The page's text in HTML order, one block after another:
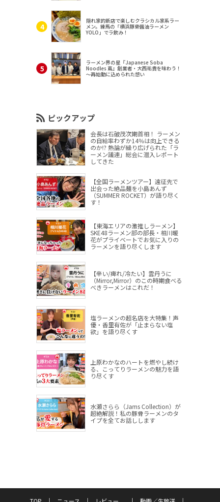
隠れ家的新店で楽しむクラシカル家系ラー
メン。練馬の「横浜豚骨醤油ラーメン
YOLO」でラ飲み！
ラーメン界の星『Japanese Soba
Noodles 蔦』創業者・大西祐貴を味わう！
～再始動に込められた想い
ピックアップ
会長は石破茂次期首相！ ラーメン
の自給率わずか14％は向上できる
のか!? 熱論が繰り広げられた「ラ
ーメン議連」総会に潜入レポート
してきた
【全国ラーメンツアー】遠征先で
出会った絶品麺を小島あんず
（SUMMER ROCKET）が語り尽く
す！
【東海エリアの激推しラーメン】
SKE48ラーメン部の部長・相川暖
花がプライベートでお気に入りの
ラーメンを語り尽くします
【辛い/痺れ/冷たい】雲丹うに
（Mirror,Mirror）のこの時期食べる
べきラーメンはこれだ！
塩ラーメンの超名店を大特集！声
優・香里有佐が「止まらない塩
欲」を語り尽くす
上原わかなのハートを燃やし続け
る、こってりラーメンの魅力を語
り尽くす
水瀬さらら（Jams Collection）が
超絶解説！私の豚骨ラーメンのタ
イプを全てお話しします